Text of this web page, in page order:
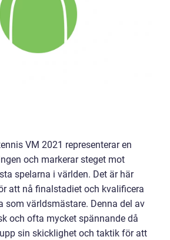
VM 2021 representerar en
och markerar steget mot
spelarna i världen. Det är här
att nå finalstadiet och kvalificera
som världsmästare. Denna del av
och ofta mycket spännande då
sin skicklighet och taktik för att